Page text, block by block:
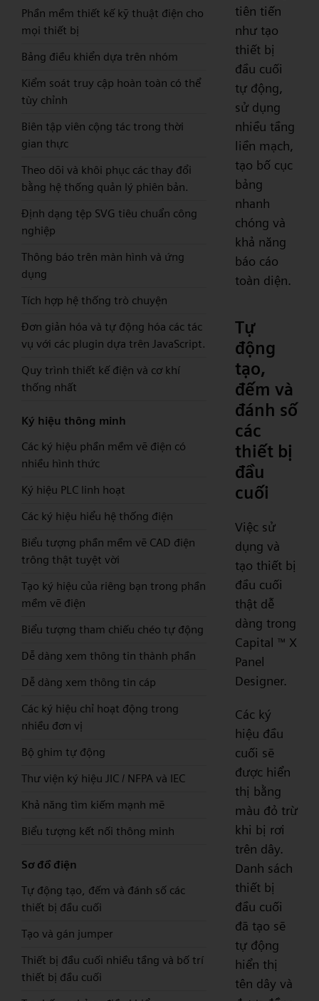
Phần mềm thiết kế kỹ thuật điện cho
mọi thiết bị
Bảng điều khiển dựa trên nhóm
Kiểm soát truy cập hoàn toàn có thể
tùy chỉnh
Biên tập viên cộng tác trong thời
gian thực
Theo dõi và khôi phục các thay đổi
bằng hệ thống quản lý phiên bản.
Định dạng tệp SVG tiêu chuẩn công
nghiệp
Thông báo trên màn hình và ứng
dụng
Tích hợp hệ thống trò chuyện
Đơn giản hóa và tự động hóa các tác
vụ với các plugin dựa trên JavaScript.
Quy trình thiết kế điện và cơ khí
thống nhất
Ký hiệu thông minh
Các ký hiệu phần mềm vẽ điện có
nhiều hình thức
Ký hiệu PLC linh hoạt
Các ký hiệu hiểu hệ thống điện
Biểu tượng phần mềm vẽ CAD điện
trông thật tuyệt vời
Tạo ký hiệu của riêng bạn trong phần
mềm vẽ điện
Biểu tượng tham chiếu chéo tự động
Dễ dàng xem thông tin thành phần
Dễ dàng xem thông tin cáp
Các ký hiệu chỉ hoạt động trong
nhiều đơn vị
Bộ ghim tự động
Thư viện ký hiệu JIC / NFPA và IEC
Khả năng tìm kiếm mạnh mẽ
Biểu tượng kết nối thông minh
Sơ đồ điện
Tự động tạo, đếm và đánh số các
thiết bị đầu cuối
Tạo và gán jumper
Thiết bị đầu cuối nhiều tầng và bố trí
thiết bị đầu cuối
tiên tiến
như tạo
thiết bị
đầu cuối
tự động,
sử dụng
nhiều tầng
liền mạch,
tạo bố cục
bảng
nhanh
chóng và
khả năng
báo cáo
toàn diện.
Tự
động
tạo,
đếm và
đánh số
các
thiết bị
đầu
cuối
Việc sử
dụng và
tạo thiết bị
đầu cuối
thật dễ
dàng trong
Capital ™ X
Panel
Designer.
Các ký
hiệu đầu
cuối sẽ
được hiển
thị bằng
màu đỏ trừ
khi bị rơi
trên dây.
Danh sách
thiết bị
đầu cuối
đã tạo sẽ
tự động
hiển thị
tên dây và